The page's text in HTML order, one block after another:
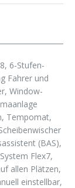
6-Stufen-
Fahrer und
Window-
Tempomat,
(BAS),
Flex7,
allen Plätzen,
einstellbar,